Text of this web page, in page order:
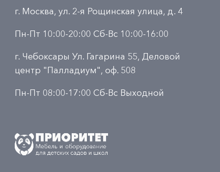
г. Москва, ул. 2-я Рощинская улица, д. 4
Пн-Пт 10:00-20:00 Сб-Вс 10:00-16:00
г. Чебоксары Ул. Гагарина 55, Деловой
центр "Палладиум", оф. 508
Пн-Пт 08:00-17:00 Сб-Вс Выходной